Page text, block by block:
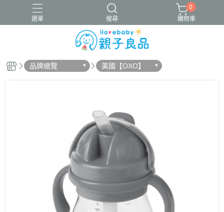
選單 搜尋
16吋腳踏車 ergobaby配件 寬口奶瓶
成長包巾卡片禮盒
0
購物車
品牌總覽 美國【OXO】